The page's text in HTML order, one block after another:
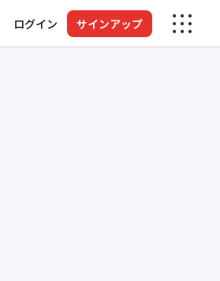
ログイン サインアップ